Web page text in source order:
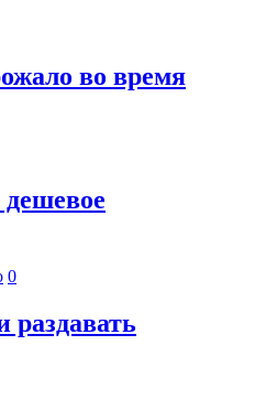
во время
0
раздавать